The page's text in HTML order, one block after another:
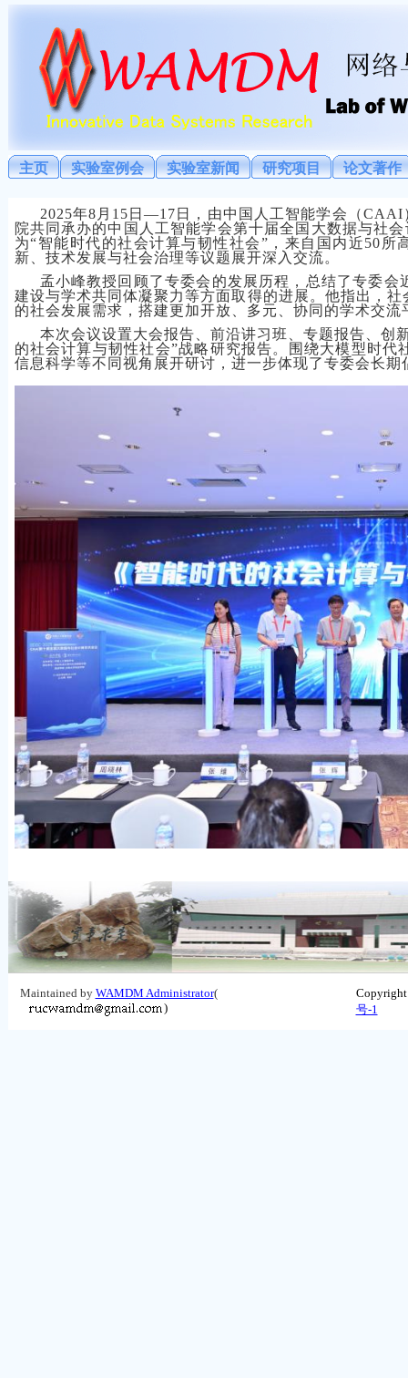
主页 实验室例会 实验室新闻 研究项目 论文著作
2025年8月15日—17日，由中国人工智能学会（
院共同承办的中国人工智能学会第十届全国大数据与社
为“智能时代的社会计算与韧性社会”，来自国内近50
新、技术发展与社会治理等议题展开深入交流。
孟小峰教授回顾了专委会的发展历程，总结了专委
建设与学术共同体凝聚力等方面取得的进展。他指出，
的社会发展需求，搭建更加开放、多元、协同的学术交
本次会议设置大会报告、前沿讲习班、专题报告、创
的社会计算与韧性社会”战略研究报告。围绕大模型时
信息科学等不同视角展开研讨，进一步体现了专委会长
Maintained by WAMDM Administrator(
)
号-1